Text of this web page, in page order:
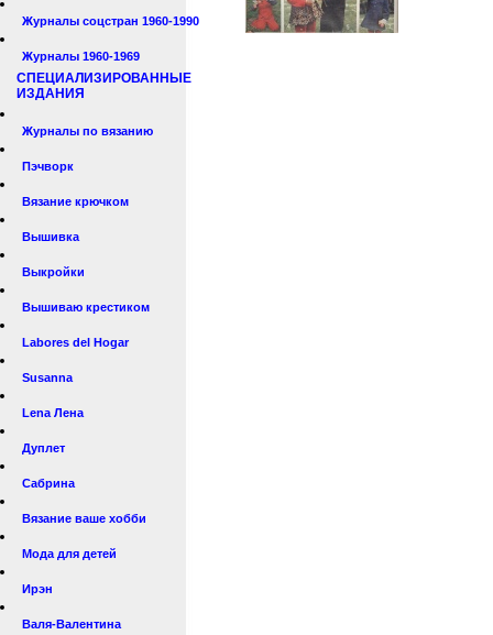
Журналы соцстран 1960-1990
Журналы 1960-1969
СПЕЦИАЛИЗИРОВАННЫЕ
ИЗДАНИЯ
Журналы по вязанию
Пэчворк
Вязание крючком
Вышивка
Выкройки
Вышиваю крестиком
Labores del Hogar
Susanna
Lena Лена
Дуплет
Сабрина
Вязание ваше хобби
Мода для детей
Ирэн
Валя-Валентина